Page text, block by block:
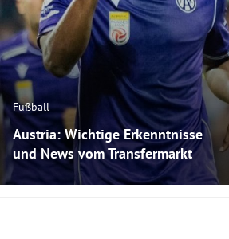
Fußball
Austria: Wichtige Erkenntnisse
und News vom Transfermarkt